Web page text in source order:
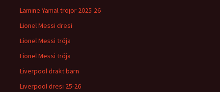
Lamine Yamal tröjor 2025-26
Lionel Messi dresi
Lionel Messi tröja
Lionel Messi tröja
Liverpool drakt barn
Liverpool dresi 25-26